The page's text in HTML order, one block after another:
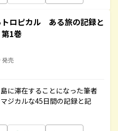
トロピカル ある旅の記録と
1巻
発売
に滞在することになった筆者
ジカルな45日間の記録と記